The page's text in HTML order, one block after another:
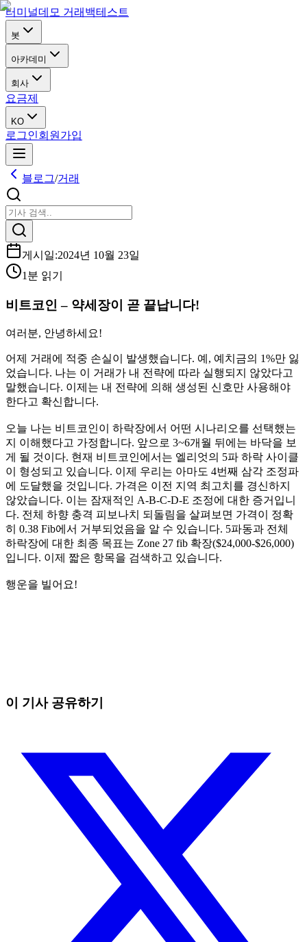
터미널데모 거래 백테스트
봇
아카데미
회사
요금제
KO
로그인회원가입
블로그/거래
게시일:2024년 10월 23일
1분 읽기
비트코인 – 약세장이 곧 끝납니다!
여러분, 안녕하세요!
어제 거래에 적중 손실이 발생했습니다. 예, 예치금의 1%만 잃
었습니다. 나는 이 거래가 내 전략에 따라 실행되지 않았다고
말했습니다. 이제는 내 전략에 의해 생성된 신호만 사용해야
한다고 확신합니다.
오늘 나는 비트코인이 하락장에서 어떤 시나리오를 선택했는
지 이해했다고 가정합니다. 앞으로 3~6개월 뒤에는 바닥을 보
게 될 것이다. 현재 비트코인에서는 엘리엇의 5파 하락 사이클
이 형성되고 있습니다. 이제 우리는 아마도 4번째 삼각 조정파
에 도달했을 것입니다. 가격은 이전 지역 최고치를 경신하지
않았습니다. 이는 잠재적인 A-B-C-D-E 조정에 대한 증거입니
다. 전체 하향 충격 피보나치 되돌림을 살펴보면 가격이 정확
히 0.38 Fib에서 거부되었음을 알 수 있습니다. 5파동과 전체
하락장에 대한 최종 목표는 Zone 27 fib 확장($24,000-$26,000)
입니다. 이제 짧은 항목을 검색하고 있습니다.
행운을 빌어요!
이 기사 공유하기